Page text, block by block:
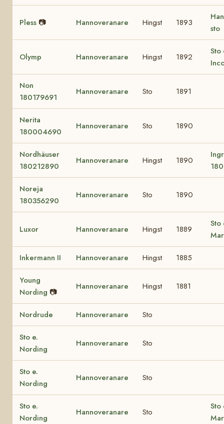
Pless 📷 Hannoveranare Hingst 1893
sto
Olymp Hannoveranare Hingst 1892
Sto
Non
180179691
Hannoveranare Sto 1891
Nerita
180004690
Hannoveranare Sto 1890
Nordhäuser
180212890
Hannoveranare Hingst 1890
Noreja
180356290
Hannoveranare Sto 1890
Luxor Hannoveranare Hingst 1889
Sto
Inkermann II Hannoveranare Hingst 1885
Young
Nording 📷
Hannoveranare Hingst 1881
Nordrude Hannoveranare Sto
Sto e.
Nording
Hannoveranare Sto
Sto e.
Nording
Hannoveranare Sto
Sto e.
Nording
Hannoveranare Sto
Sto